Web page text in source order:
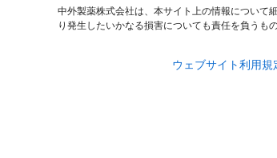
中外製薬株式会社は、本サイト上の情報について
り発生したいかなる損害についても責任を負うも
ウェブサイト利用規